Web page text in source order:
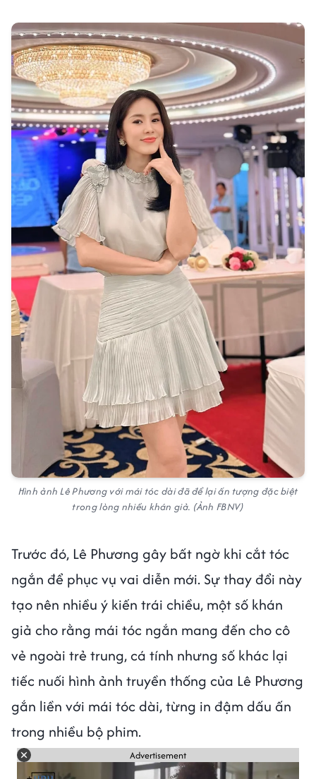
Hình ảnh Lê Phương với mái tóc dài đã để lại ấn tượng đặc biệt
trong lòng nhiều khán giả. (Ảnh FBNV)
Trước đó, Lê Phương gây bất ngờ khi cắt tóc
ngắn để phục vụ vai diễn mới. Sự thay đổi này
tạo nên nhiều ý kiến trái chiều, một số khán
giả cho rằng mái tóc ngắn mang đến cho cô
vẻ ngoài trẻ trung, cá tính nhưng số khác lại
tiếc nuối hình ảnh truyền thống của Lê Phương
gắn liền với mái tóc dài, từng in đậm dấu ấn
trong nhiều bộ phim.
Advertisement